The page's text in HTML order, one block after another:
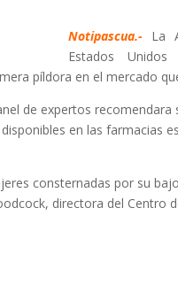
Notipascua.- La
Estados
píldora en el mercado
de expertos
en las farmacias
consternadas por su
directora del Centro